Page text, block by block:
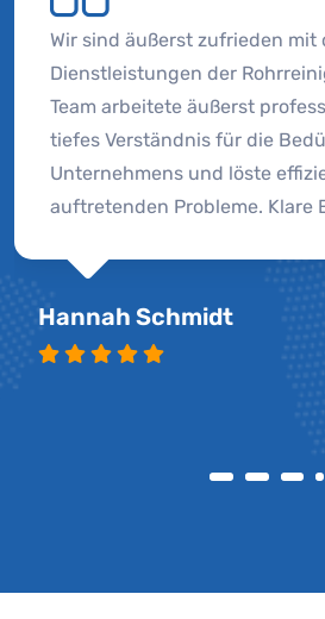
Wir sind äußerst zufrieden mit
Dienstleistungen der
Team arbeitete äußerst
tiefes Verständnis für die
Unternehmens und löste
auftretenden Probleme. Klare
Hannah Schmidt